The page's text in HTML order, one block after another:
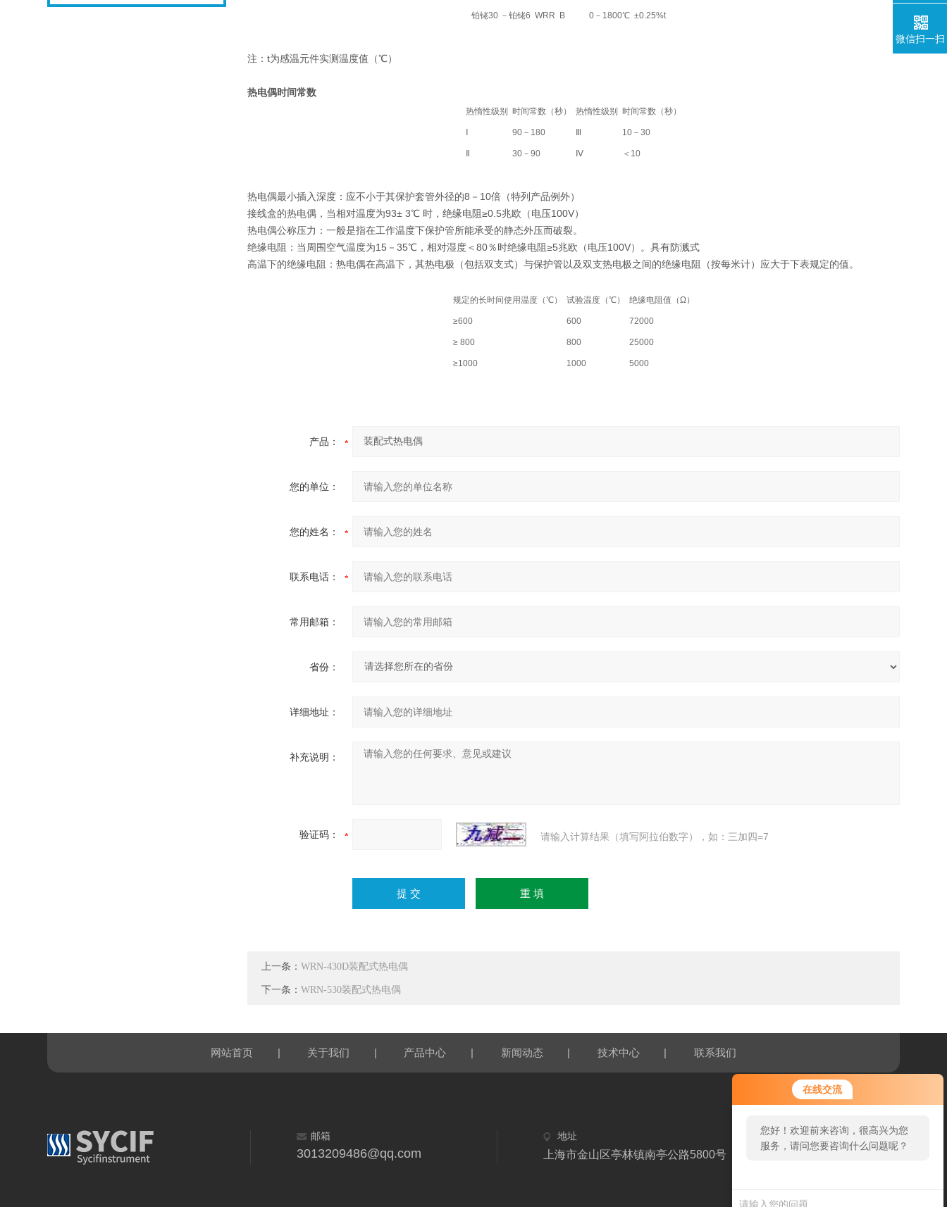
在线交流
您好！欢迎前来咨询，很高兴为您
服务，请问您要咨询什么问题呢？
您好，看您停留很久了，是否找到
了需求产品，您可以直接在线与我
铂铑30 －铂铑6 WRR B 0－1800℃ ±0.25%t
注：t为感温元件实测温度值（℃）
热电偶时间常数
热惰性级别 时间常数（秒） 热惰性级别 时间常数（秒）
90－180 10－30
30－90 Ⅳ ＜10
热电偶最小插入深度：应不小于其保护套管外径的8－10倍（特列产品例外）
接线盒的热电偶，当相对温度为93± 3℃ 时，绝缘电阻≥0.5兆欧（电压100V）
热电偶公称压力：一般是指在工作温度下保护管所能承受的静态外压而破裂。
绝缘电阻：当周围空气温度为15－35℃，相对湿度＜80％时绝缘电阻≥5兆欧（电压100V）。具有防溅式
高温下的绝缘电阻：热电偶在高温下，其热电极（包括双支式）与保护管以及双支热电极之间的绝缘电阻（按每米计）应大于下表规定的值。
规定的长时间使用温度（℃） 试验温度（℃） 绝缘电阻值（Ω）
≥600 600 72000
≥ 800 800 25000
≥1000 1000 5000
产品：
您的单位：
您的姓名：
联系电话：
常用邮箱：
省份：
详细地址：
补充说明：
验证码： 请输入计算结果（填写阿拉伯数字），如：三加四=7
上一条：WRN-430D装配式热电偶
下一条：WRN-530装配式热电偶
网站首页 | 关于我们 | 产品中心 | 新闻动态 | 技术中心 | 联系我们
邮箱
3013209486@qq.com
地址
上海市金山区亭林镇南亭公路5800号
微信扫一扫